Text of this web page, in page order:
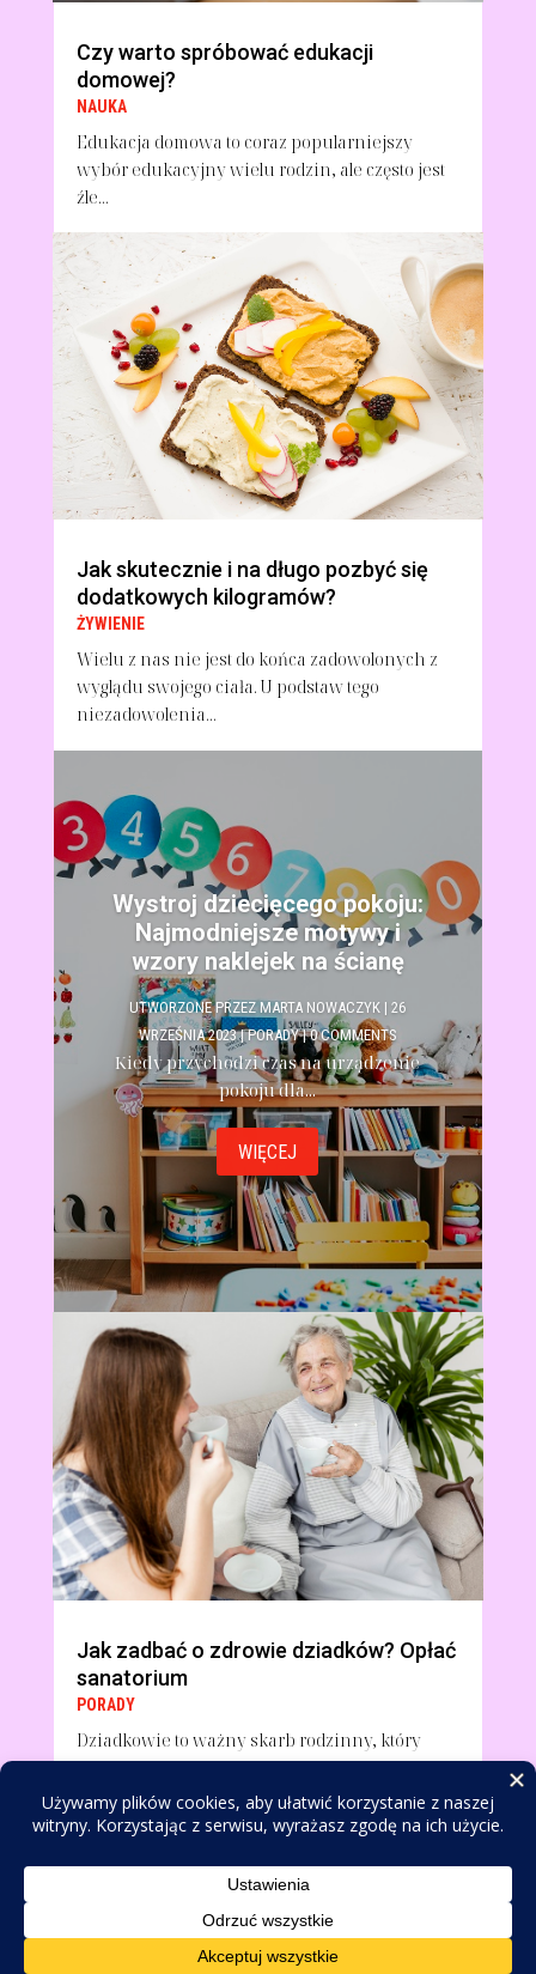
Czy warto spróbować edukacji
domowej?
NAUKA
Edukacja domowa to coraz popularniejszy
wybór edukacyjny wielu rodzin, ale często jest
źle...
Jak skutecznie i na długo pozbyć się
dodatkowych kilogramów?
ŻYWIENIE
Wielu z nas nie jest do końca zadowolonych z
wyglądu swojego ciała. U podstaw tego
niezadowolenia...
Wystroj dziecięcego pokoju:
Najmodniejsze motywy i
wzory naklejek na ścianę
UTWORZONE PRZEZ MARTA NOWACZYK |26
WRZEŚNIA 2023|PORADY| 0 COMMENTS
Kiedy przychodzi czas na urządzenie
pokoju dla...
WIĘCEJ
Jak zadbać o zdrowie dziadków? Opłać
sanatorium
PORADY
Dziadkowie to ważny skarb rodzinny, który
zasługuje na naszą troskę i wsparcie, zwłaszcza
jeśli...
OlimpiadaMlodziezy.pl© 2026. Wszelkie prawa zastrzeżone